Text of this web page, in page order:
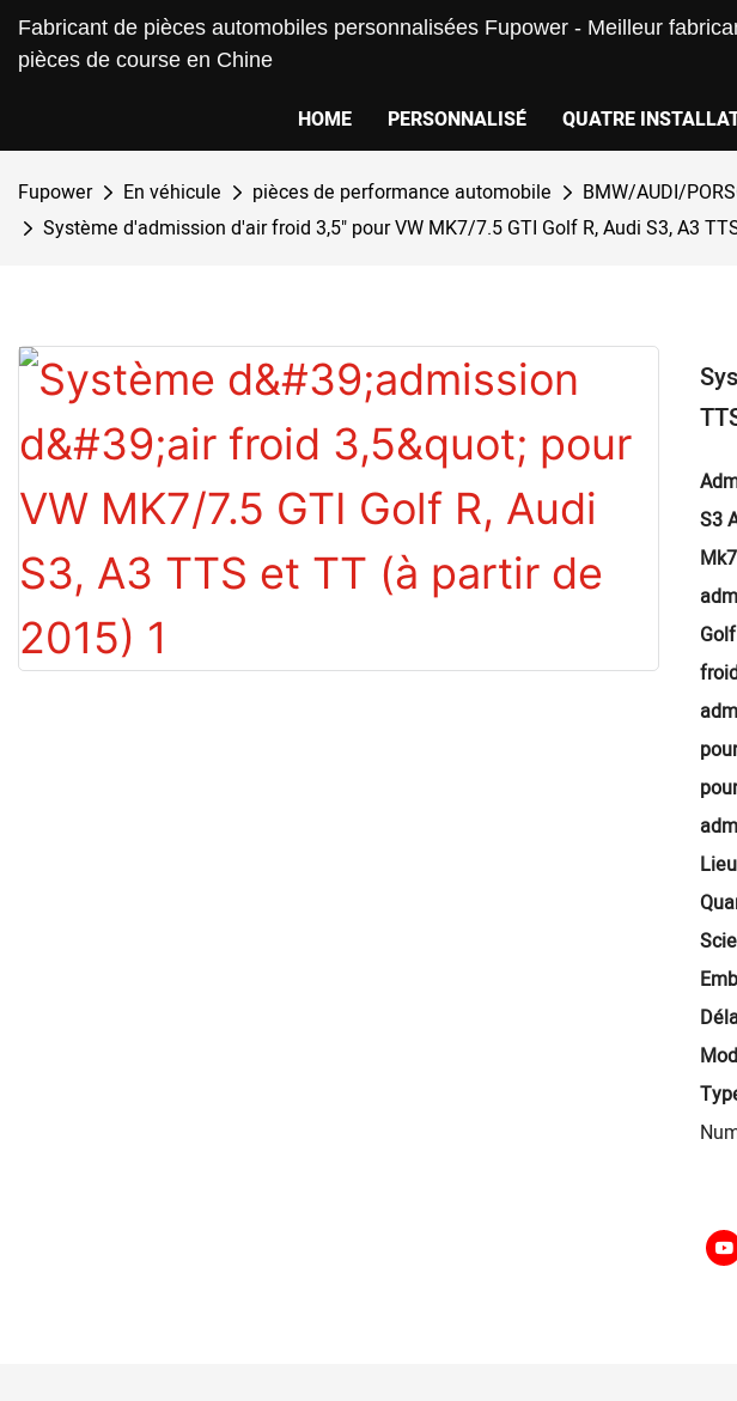
Fabricant de pièces automobiles personnalisées Fupower - Meilleur
pièces de course en Chine
HOME PERSONNALISÉ QUATRE
Fupower En véhicule pièces de performance automobile BMW/AUDI/
Système d'admission d'air froid 3,5" pour VW MK7/7.5 GTI Golf R, Audi S3, A3
S3